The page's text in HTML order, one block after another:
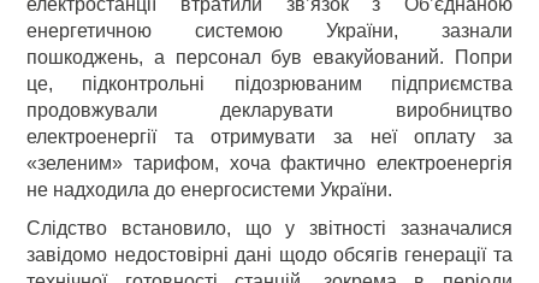
електростанції втратили зв’язок з Об’єднаною
енергетичною системою України, зазнали
пошкоджень, а персонал був евакуйований. Попри
це, підконтрольні підозрюваним підприємства
продовжували декларувати виробництво
електроенергії та отримувати за неї оплату за
«зеленим» тарифом, хоча фактично електроенергія
не надходила до енергосистеми України.
Слідство встановило, що у звітності зазначалися
завідомо недостовірні дані щодо обсягів генерації та